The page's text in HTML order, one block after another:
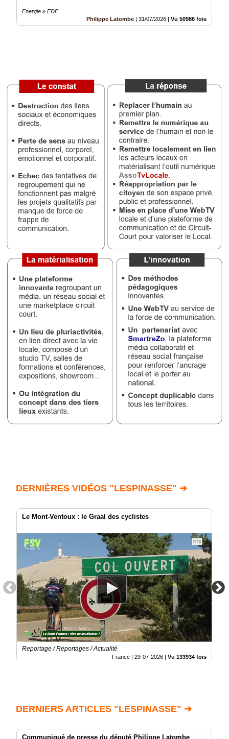
Energie » EDF
Philippe Latombe
31/07/2026 Vu 50986 fois
DERNIÈRES VIDÉOS "LESPINASSE" ➔
Le Mont-Ventoux : le Graal des cyclistes
Reportage / Reportages / Actualité
France | 29-07-2026 | Vu 133934 fois
DERNIERS ARTICLES "LESPINASSE" ➔
Communiqué de presse du député Philippe Latombe